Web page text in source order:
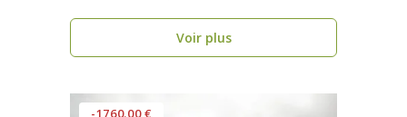
Voir plus
-1760.00 €